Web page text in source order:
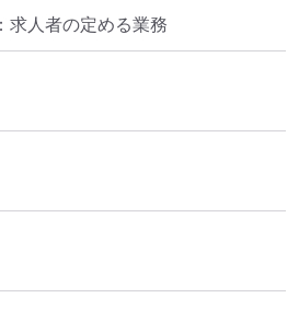
人者の定める業務